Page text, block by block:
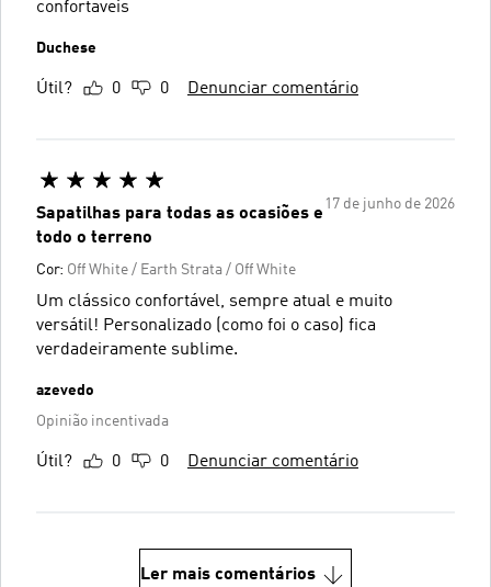
confortaveis
Duchese
Útil? 0 0 Denunciar comentário
17 de junho de 2026
Sapatilhas para todas as ocasiões e
todo o terreno
Cor: Off White / Earth Strata / Off White
Um clássico confortável, sempre atual e muito
versátil! Personalizado (como foi o caso) fica
verdadeiramente sublime.
azevedo
Opinião incentivada
Útil? 0 0 Denunciar comentário
Ler mais comentários